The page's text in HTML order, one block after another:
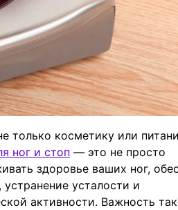
только косметику или
ног и стоп — это не просто
здоровье ваших ног,
усталости и
активности. Важность